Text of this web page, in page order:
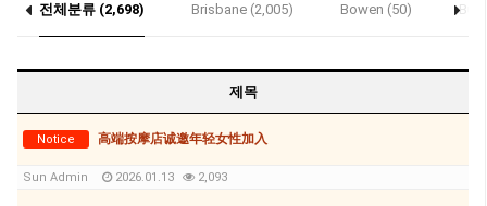
전체분류 (2,698) Brisbane (2,005) Bowen (50)
제목
Notice 高端按摩店诚邀年轻女性加入
Sun Admin 2026.01.13 2,093